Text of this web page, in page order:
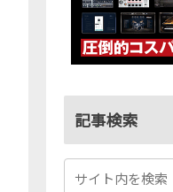
記事検索